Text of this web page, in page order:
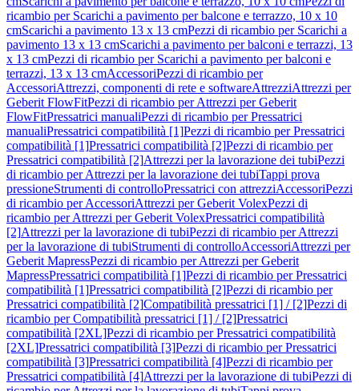
ricambio per Scarichi a pavimento per balcone e terrazzo, 10 x 10
cmScarichi a pavimento 13 x 13 cmPezzi di ricambio per Scarichi a
pavimento 13 x 13 cmScarichi a pavimento per balconi e terrazzi, 13
x 13 cmPezzi di ricambio per Scarichi a pavimento per balconi e
terrazzi, 13 x 13 cmAccessoriPezzi di ricambio per
AccessoriAttrezzi, componenti di rete e softwareAttrezziAttrezzi per
Geberit FlowFitPezzi di ricambio per Attrezzi per Geberit
FlowFitPressatrici manualiPezzi di ricambio per Pressatrici
manualiPressatrici compatibilità [1]Pezzi di ricambio per Pressatrici
compatibilità [1]Pressatrici compatibilità [2]Pezzi di ricambio per
Pressatrici compatibilità [2]Attrezzi per la lavorazione dei tubiPezzi
di ricambio per Attrezzi per la lavorazione dei tubiTappi prova
pressioneStrumenti di controlloPressatrici con attrezziAccessoriPezzi
di ricambio per AccessoriAttrezzi per Geberit VolexPezzi di
ricambio per Attrezzi per Geberit VolexPressatrici compatibilità
[2]Attrezzi per la lavorazione di tubiPezzi di ricambio per Attrezzi
per la lavorazione di tubiStrumenti di controlloAccessoriAttrezzi per
Geberit MapressPezzi di ricambio per Attrezzi per Geberit
MapressPressatrici compatibilità [1]Pezzi di ricambio per Pressatrici
compatibilità [1]Pressatrici compatibilità [2]Pezzi di ricambio per
Pressatrici compatibilità [2]Compatibilità pressatrici [1] / [2]Pezzi di
ricambio per Compatibilità pressatrici [1] / [2]Pressatrici
compatibilità [2XL]Pezzi di ricambio per Pressatrici compatibilità
[2XL]Pressatrici compatibilità [3]Pezzi di ricambio per Pressatrici
compatibilità [3]Pressatrici compatibilità [4]Pezzi di ricambio per
Pressatrici compatibilità [4]Attrezzi per la lavorazione di tubiPezzi di